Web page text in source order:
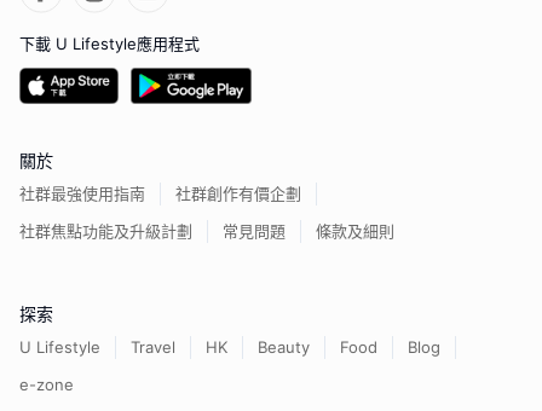
下載 U Lifestyle應用程式
關於
社群最強使用指南
社群創作有價企劃
社群焦點功能及升級計劃
常見問題 條款及細則
探索
U Lifestyle Travel HK Beauty Food
Blog
e-zone